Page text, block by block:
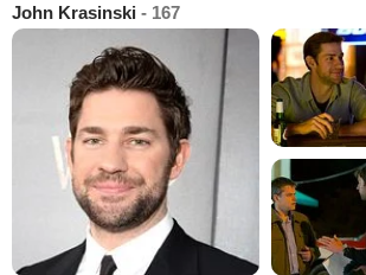
John Krasinski - 167